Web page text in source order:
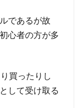
であるが故
心者の方が多
買ったりし
して受け取る